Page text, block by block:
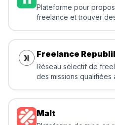
Plateforme pour
freelance et trouver
Freelance
Réseau sélectif de
des missions
Malt